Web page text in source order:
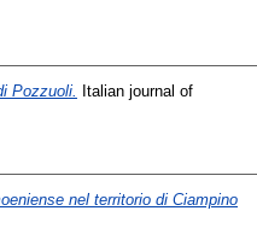
Pozzuoli.
Italian journal of
nel territorio di Ciampino